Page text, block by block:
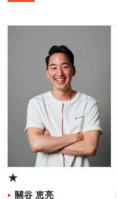
★
關谷 恵亮